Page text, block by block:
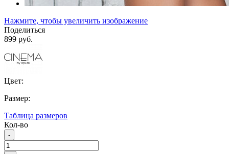
Нажмите, чтобы увеличить изображение
Поделиться
899 руб.
Цвет:
Размер:
Таблица размеров
Кол-во
-